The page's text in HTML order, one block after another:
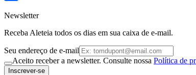
Newsletter
Receba Aleteia todos os dias em sua caixa de e-mail.
Seu endereço de e-mail
Aceito receber a newsletter. Consulte nossa Política de
Inscrever-se